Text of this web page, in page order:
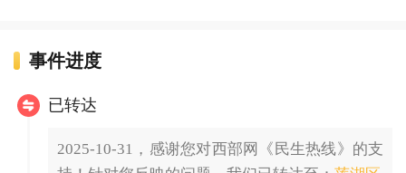
事件进度
已转达
2025-10-31，感谢您对西部网《民生热线》的支